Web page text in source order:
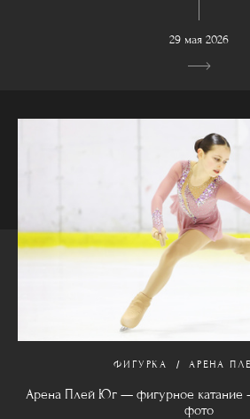
29 мая 2026
ФИГУРКА АРЕНА
Арена Плей Юг — фигурное катание
фото